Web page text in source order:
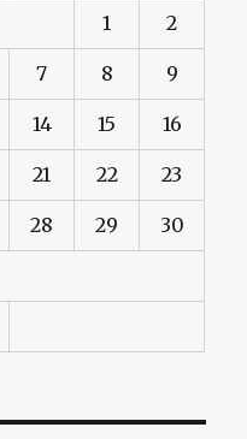
1 2
7 8 9
14 15 16
21 22 23
28 29 30